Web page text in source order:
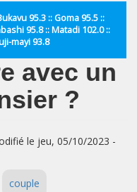
95.3 :: Goma 95.5 ::
95.8 :: Matadi 102.0 ::
mayi 93.8
avec un
?
le jeu, 05/10/2023 -
couple